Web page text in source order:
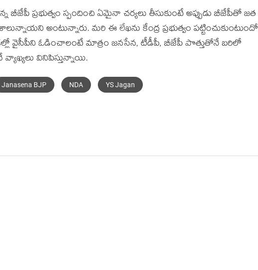
ప్రభుత్వం స్పందించి ఏమైనా చర్యలు తీసుకుంటే అప్పుడు బీజేపీతో జత
అంటున్నారు. మరి ఈ లేఖను కేంద్ర ప్రభుత్వం పట్టించుకుంటుందో
వైసీపీని ఓడించాలంటే మాత్రం జనసేన, టీడీపీ, బీజేపీ పొత్తుతోనే బరిలో
వినిపిస్తున్నాయి.
Janasena BJP NDA YS Jagan